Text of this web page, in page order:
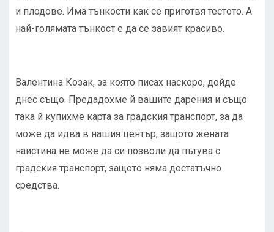
и плодове. Има тънкости как се приготвя тестото. А
най-голямата тънкост е да се завият красиво.
Валентина Козак, за която писах наскоро, дойде
днес също. Предадохме й вашите дарения и също
така й купихме карта за градския транспорт, за да
може да идва в нашия център, защото жената
наистина не може да си позволи да пътува с
градския транспорт, защото няма достатъчно
средства.